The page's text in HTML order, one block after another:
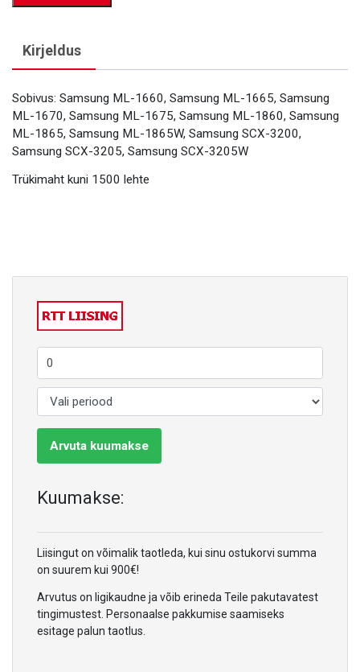
Kirjeldus
Sobivus: Samsung ML-1660, Samsung ML-1665, Samsung
ML-1670, Samsung ML-1675, Samsung ML-1860, Samsung
ML-1865, Samsung ML-1865W, Samsung SCX-3200,
Samsung SCX-3205, Samsung SCX-3205W
Trükimaht kuni 1500 lehte
Arvuta kuumakse
Kuumakse:
Liisingut on võimalik taotleda, kui sinu ostukorvi summa
on suurem kui 900€!
Arvutus on ligikaudne ja võib erineda Teile pakutavatest
tingimustest. Personaalse pakkumise saamiseks
esitage palun taotlus.